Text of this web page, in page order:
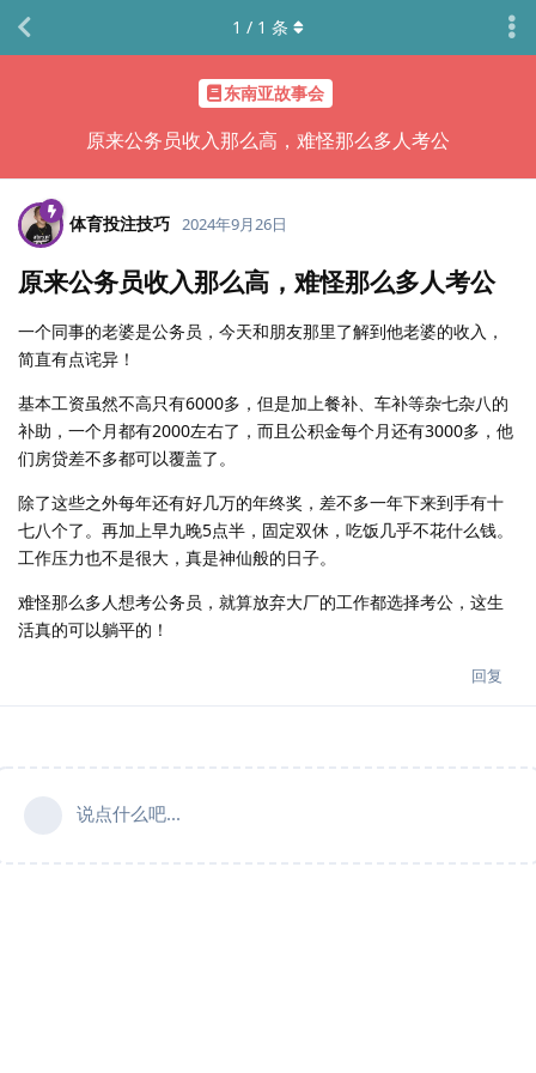
东南亚故事会
原来公务员收入那么高，难怪那么多人考公
1 / 1 条
体育投注技巧 2024年9月26日
原来公务员收入那么高，难怪那么多人考公
一个同事的老婆是公务员，今天和朋友那里了解到他老婆的收入，
简直有点诧异！
基本工资虽然不高只有6000多，但是加上餐补、车补等杂七杂八的
补助，一个月都有2000左右了，而且公积金每个月还有3000多，他
们房贷差不多都可以覆盖了。
除了这些之外每年还有好几万的年终奖，差不多一年下来到手有十
七八个了。再加上早九晚5点半，固定双休，吃饭几乎不花什么钱。
工作压力也不是很大，真是神仙般的日子。
难怪那么多人想考公务员，就算放弃大厂的工作都选择考公，这生
活真的可以躺平的！
回复
说点什么吧...